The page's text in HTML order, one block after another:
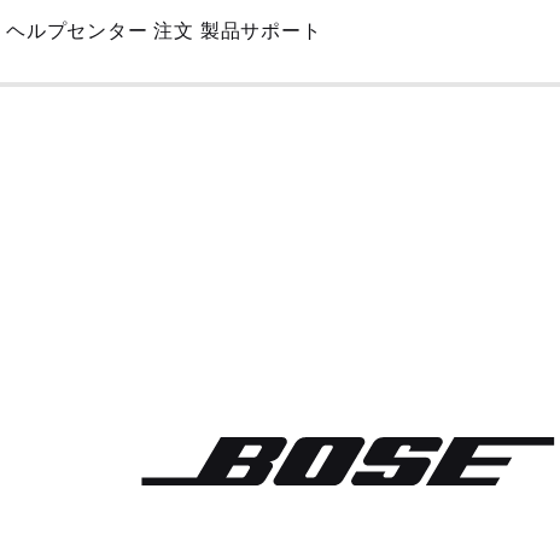
Skip
Main
ヘルプセンター 注文 製品サポート